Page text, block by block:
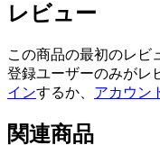
レビュー
この商品の最初のレビ
登録ユーザーのみがレ
インするか、 アカウン
関連商品